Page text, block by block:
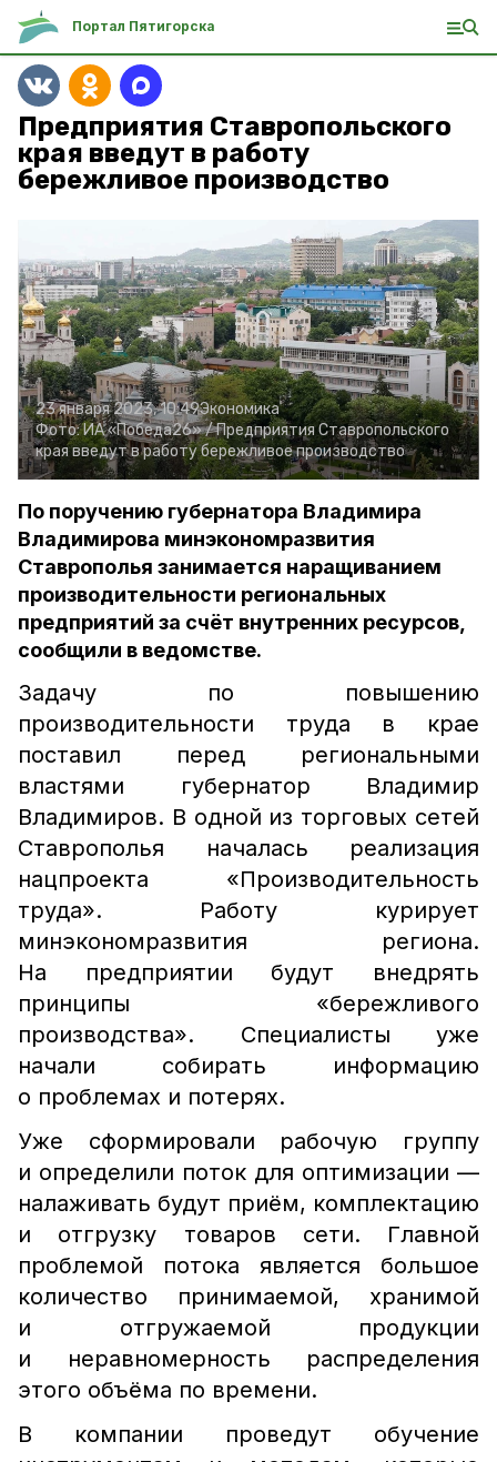
Портал Пятигорска
Предприятия Ставропольского
края введут в работу
бережливое производство
23 января 2023, 10:49Экономика
Фото:ИА «Победа26» /Предприятия Ставропольского
края введут в работу бережливое производство
По поручению губернатора Владимира
Владимирова минэкономразвития
Ставрополья занимается наращиванием
производительности региональных
предприятий за счёт внутренних ресурсов,
сообщили в ведомстве.
Задачу по повышению
производительности труда в крае
поставил перед региональными
властями губернатор Владимир
Владимиров. В одной из торговых сетей
Ставрополья началась реализация
нацпроекта «Производительность
труда». Работу курирует
минэкономразвития региона.
На предприятии будут внедрять
принципы «бережливого
производства». Специалисты уже
начали собирать информацию
о проблемах и потерях.
Уже сформировали рабочую группу
и определили поток для оптимизации —
налаживать будут приём, комплектацию
и отгрузку товаров сети. Главной
проблемой потока является большое
количество принимаемой, хранимой
и отгружаемой продукции
и неравномерность распределения
этого объёма по времени.
В компании проведут обучение